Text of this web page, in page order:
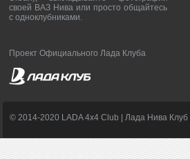
своей ВАЗ Нива или просто общайтесь
с одноклубниками.
Проект Официального Лада Клуба
© 2014-2020 LADA 4x4 Club | Лада Нива Клуб |